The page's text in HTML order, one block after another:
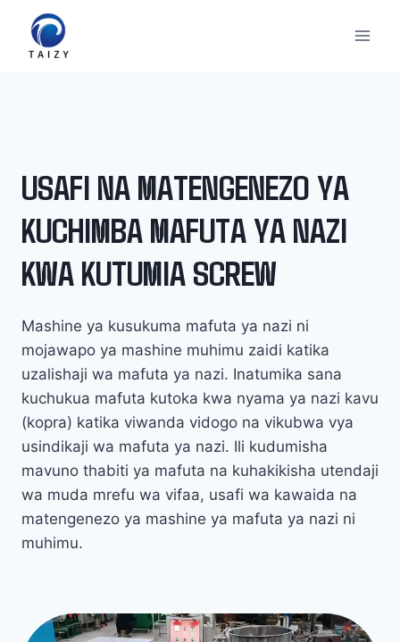
content
USAFI NA MATENGENEZO YA
KUCHIMBA MAFUTA YA NAZI
KWA KUTUMIA SCREW
Mashine ya kusukuma mafuta ya nazi ni
mojawapo ya mashine muhimu zaidi katika
uzalishaji wa mafuta ya nazi. Inatumika sana
kuchukua mafuta kutoka kwa nyama ya nazi kavu
(kopra) katika viwanda vidogo na vikubwa vya
usindikaji wa mafuta ya nazi. Ili kudumisha
mavuno thabiti ya mafuta na kuhakikisha utendaji
wa muda mrefu wa vifaa, usafi wa kawaida na
matengenezo ya mashine ya mafuta ya nazi ni
muhimu.